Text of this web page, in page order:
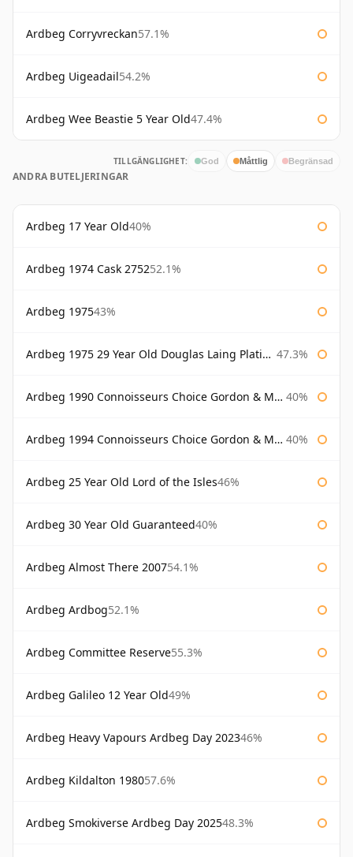
Ardbeg Corryvreckan57.1%
Ardbeg Uigeadail54.2%
Ardbeg Wee Beastie 5 Year Old47.4%
TILLGÄNGLIGHET: God Måttlig Begränsad
ANDRA BUTELJERINGAR
Ardbeg 17 Year Old40%
Ardbeg 1974 Cask 275252.1%
Ardbeg 197543%
Ardbeg 1975 29 Year Old Douglas Laing Platinum Selection Bottled 2004 47.3%
Ardbeg 1990 Connoisseurs Choice Gordon & Macphail 40%
Ardbeg 1994 Connoisseurs Choice Gordon & Macphail 40%
Ardbeg 25 Year Old Lord of the Isles46%
Ardbeg 30 Year Old Guaranteed40%
Ardbeg Almost There 200754.1%
Ardbeg Ardbog52.1%
Ardbeg Committee Reserve55.3%
Ardbeg Galileo 12 Year Old49%
Ardbeg Heavy Vapours Ardbeg Day 202346%
Ardbeg Kildalton 198057.6%
Ardbeg Smokiverse Ardbeg Day 202548.3%